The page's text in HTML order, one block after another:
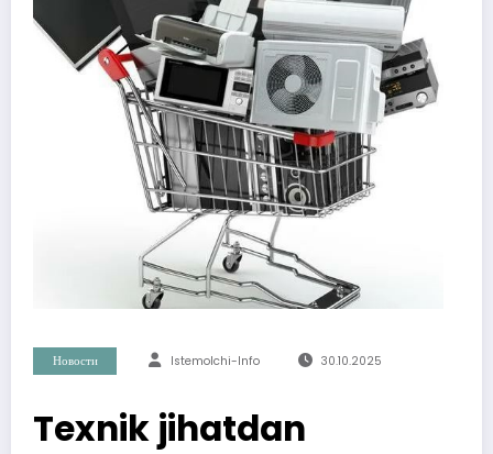
Новости Istemolchi-Info 30.10.2025
Texnik jihatdan